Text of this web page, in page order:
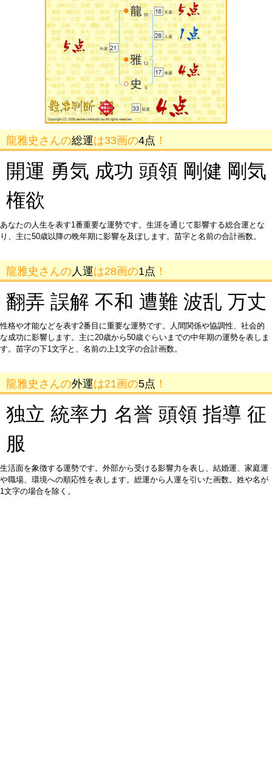
龍雅史さんの総運は33画の4点 ！
開運 勇気 成功 頭領 剛健 剛気
権欲
あなたの人生を表す1番重要な運勢です。生涯を通じて影響する総合運とな
り、主に50歳以降の晩年期に影響を及ぼします。苗字と名前の合計画数。
龍雅史さんの 人運は28画の1点 ！
翻弄 誤解 不和 遭難 波乱 万丈
性格や才能などを表す2番目に重要な運勢です。人間関係や協調性、社会的
な成功に影響します。主に20歳から50歳ぐらいまでの中年期の運勢を表しま
す。苗字の下1文字と、名前の上1文字の合計画数。
龍雅史さんの外運は21画の5点 ！
独立 統率力 名誉 頭領 指導 征
服
生活面を象徴する運勢です。外部から受ける影響力を表し、結婚運、家庭運
や職場、環境への順応性を表します。総運から人運を引いた画数。姓や名が
1文字の場合を除く。